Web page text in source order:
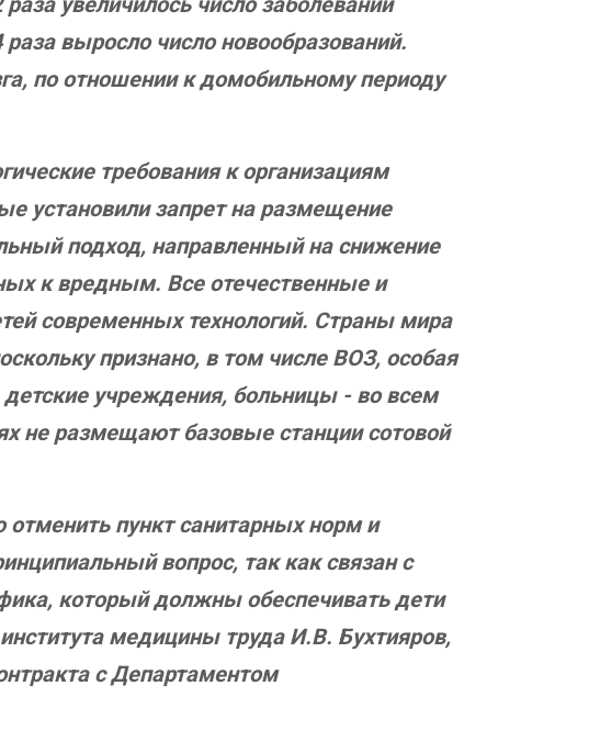
выросло число новообразований.
по отношении к домобильному периоду
требования к организациям
установили запрет на размещение
подход, направленный на снижение
к вредным. Все отечественные и
современных технологий. Страны мира
признано, в том числе ВОЗ, особая
учреждения, больницы - во всем
не размещают базовые станции сотовой
пункт санитарных норм и
вопрос, так как связан с
который должны обеспечивать дети
медицины труда И.В. Бухтияров,
с Департаментом